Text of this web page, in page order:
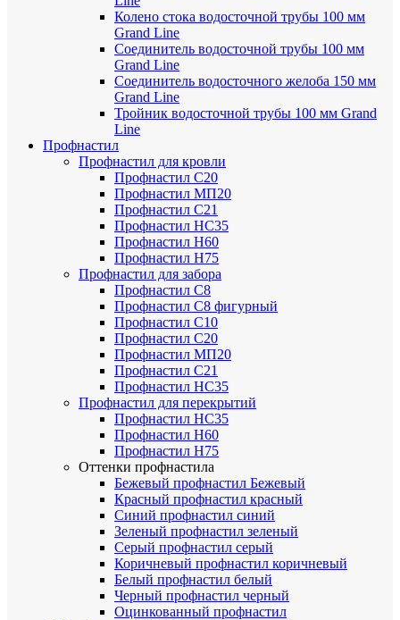
Колено стока водосточной трубы 100 мм
Grand Line
Соединитель водосточной трубы 100 мм
Grand Line
Соединитель водосточного желоба 150 мм
Grand Line
Тройник водосточной трубы 100 мм Grand
Line
Профнастил
Профнастил для кровли
Профнастил С20
Профнастил МП20
Профнастил С21
Профнастил НС35
Профнастил Н60
Профнастил Н75
Профнастил для забора
Профнастил С8
Профнастил С8 фигурный
Профнастил С10
Профнастил С20
Профнастил МП20
Профнастил С21
Профнастил НС35
Профнастил для перекрытий
Профнастил НС35
Профнастил Н60
Профнастил Н75
Оттенки профнастила
Бежевый профнастил Бежевый
Красный профнастил красный
Синий профнастил синий
Зеленый профнастил зеленый
Серый профнастил серый
Коричневый профнастил коричневый
Белый профнастил белый
Черный профнастил черный
Оцинкованный профнастил